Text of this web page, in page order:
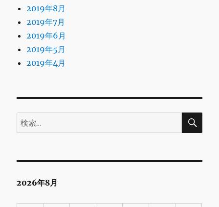
2019年8月
2019年7月
2019年6月
2019年5月
2019年4月
検
索:
検
2026年8月